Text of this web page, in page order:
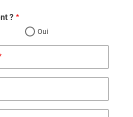
?
Oui